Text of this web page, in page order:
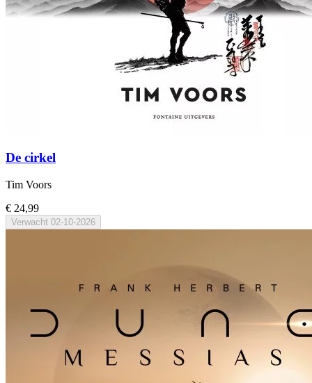
De cirkel
Tim Voors
€ 24,99
Verwacht 02-10-2026